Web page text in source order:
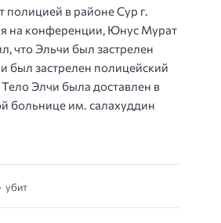
полицией в районе Сур г.
на конференции, Юнус Мурат
что Эльчи был застрелен
был застрелен полицейский
Элчи была доставлен в
больнице им. салахуддин
убит